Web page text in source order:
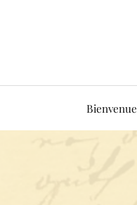
Bienvenue